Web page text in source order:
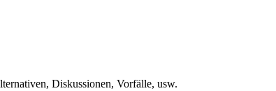
Diskussionen, Vorfälle, usw.